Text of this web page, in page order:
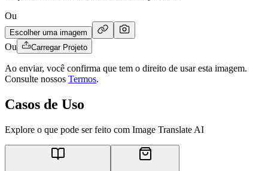
Ou
Escolher uma imagem
Ou Carregar Projeto
Ao enviar, você confirma que tem o direito de usar esta imagem.
Consulte nossos Termos.
Casos de Uso
Explore o que pode ser feito com Image Translate AI